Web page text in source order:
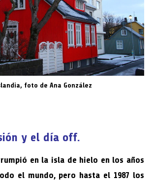
foto de Ana González
y el día off.
en la isla de hielo en los años
el mundo, pero hasta el 1987 los